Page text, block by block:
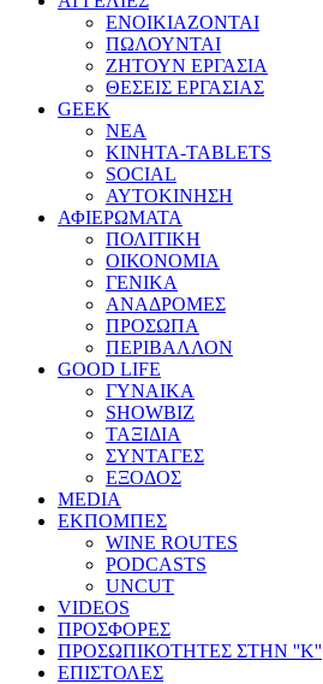
ΕΝΟΙΚΙΑΖΟΝΤΑΙ
ΠΩΛΟΥΝΤΑΙ
ΖΗΤΟΥΝ ΕΡΓΑΣΙΑ
ΘΕΣΕΙΣ ΕΡΓΑΣΙΑΣ
GEEK
ΝΕΑ
ΚΙΝΗΤΑ-TABLETS
SOCIAL
ΑΥΤΟΚΙΝΗΣΗ
ΑΦΙΕΡΩΜΑΤΑ
ΠΟΛΙΤΙΚΗ
ΟΙΚΟΝΟΜΙΑ
ΓΕΝΙΚΑ
ΑΝΑΔΡΟΜΕΣ
ΠΡΟΣΩΠΑ
ΠΕΡΙΒΑΛΛΟΝ
GOOD LIFE
ΓΥΝΑΙΚΑ
SHOWBIZ
ΤΑΞΙΔΙΑ
ΣΥΝΤΑΓΕΣ
ΕΞΟΔΟΣ
MEDIA
ΕΚΠΟΜΠΕΣ
WINE ROUTES
PODCASTS
UNCUT
VIDEOS
ΠΡΟΣΦΟΡΕΣ
ΠΡΟΣΩΠΙΚΟΤΗΤΕΣ ΣΤΗΝ ''Κ''
ΕΠΙΣΤΟΛΕΣ